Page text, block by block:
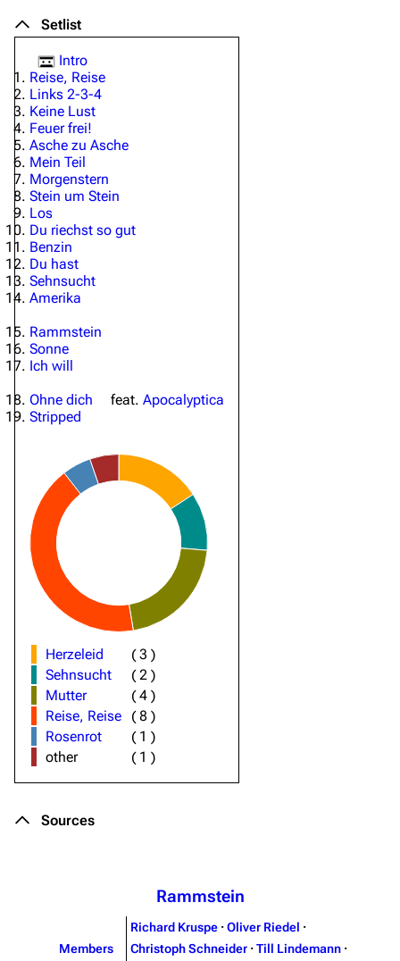
Setlist
Intro
Reise, Reise
Links 2-3-4
Keine Lust
Feuer frei!
Asche zu Asche
Mein Teil
Morgenstern
Stein um Stein
Los
Du riechst so gut
Benzin
Du hast
Sehnsucht
Amerika
Rammstein
Sonne
Ich will
Ohne dich
feat. Apocalyptica
Stripped
Herzeleid (3 )
Sehnsucht
(2 )
Mutter
(4 )
Reise, Reise
(8 )
Rosenrot
( 1 )
other
( 1 )
Sources
Rammstein
Members
Richard Kruspe · Oliver Riedel ·
Christoph Schneider · Till Lindemann ·